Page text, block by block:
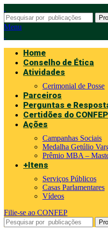
Menu
Home
Conselho de Ética
Atividades
Cerimonial de Posse
Parceiros
Perguntas e
Certidões do
Ações
Campanhas Sociais
Medalha Getúlio
Prêmio MBA –
+Itens
Serviços Públicos
Casas Parlamentares
Vídeos
Filie-se ao CONFEP